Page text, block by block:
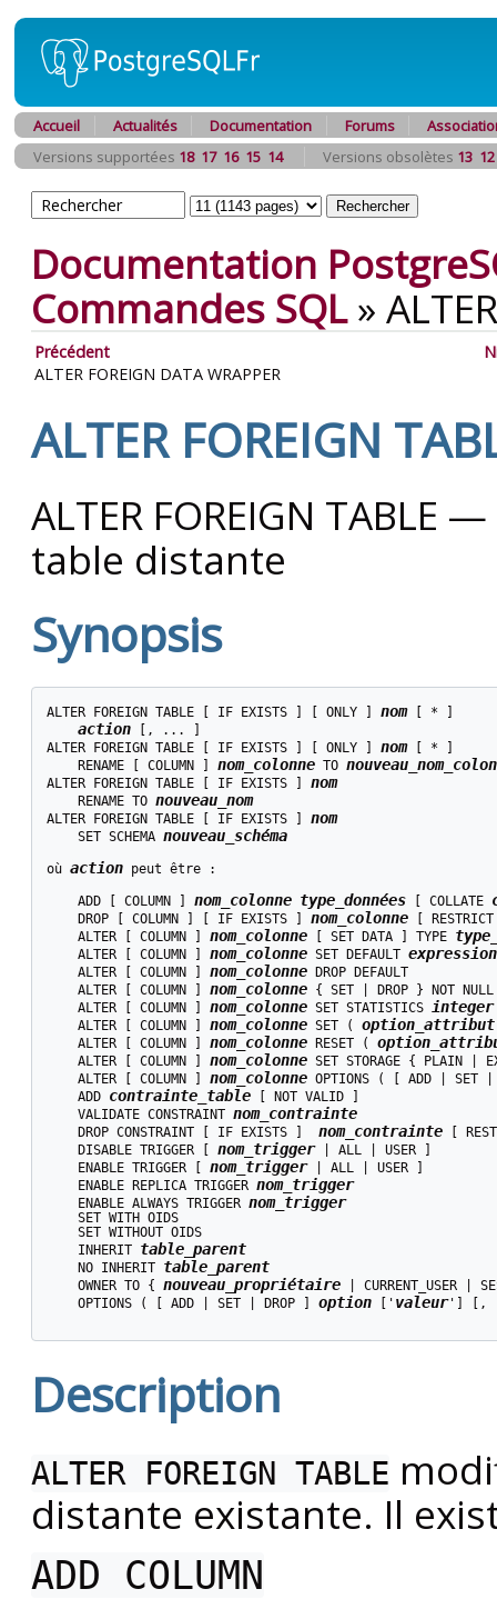
Accueil Actualités Documentation Forums
Versions supportées 18 17 16 15 14 Versions obsolètes 13 12
Documentation
Commandes SQL»
Précédent
ALTER FOREIGN DATA WRAPPER
ALTER FOREIGN
ALTER FOREIGN
table distante
Synopsis
ALTER FOREIGN TABLE [ IF EXISTS ] [ ONLY ] nom [ * ]
action [, ... ]
ALTER FOREIGN TABLE [ IF EXISTS ] [ ONLY ] nom [ * ]
    RENAME [ COLUMN ]
nom_colonne TO
ALTER FOREIGN TABLE [ IF EXISTS ] nom
    RENAME TO
nouveau_nom
ALTER FOREIGN TABLE [ IF EXISTS ] nom
    SET SCHEMA
nouveau_schéma
où action peut être :
    ADD [ COLUMN ]
nom_colonne type_données [ COLLATE
    DROP [ COLUMN ] [ IF EXISTS ]
nom_colonne [ RESTRICT
    ALTER [ COLUMN ]
nom_colonne [ SET DATA ] TYPE
    ALTER [ COLUMN ]
nom_colonne SET DEFAULT expression
    ALTER [ COLUMN ]
nom_colonne DROP DEFAULT
    ALTER [ COLUMN ]
nom_colonne { SET | DROP } NOT NULL
    ALTER [ COLUMN ]
nom_colonne SET STATISTICS integer
    ALTER [ COLUMN ]
nom_colonne SET ( option_attribut
    ALTER [ COLUMN ]
nom_colonne RESET (
    ALTER [ COLUMN ]
nom_colonne SET STORAGE { PLAIN |
    ALTER [ COLUMN ]
nom_colonne OPTIONS ( [ ADD | SET
    ADD
contrainte_table [ NOT VALID ]
    VALIDATE CONSTRAINT
nom_contrainte
    DROP CONSTRAINT [ IF EXISTS ]
nom_contrainte [
    DISABLE TRIGGER [
nom_trigger | ALL | USER ]
    ENABLE TRIGGER [
nom_trigger | ALL | USER ]
    ENABLE REPLICA TRIGGER
nom_trigger
    ENABLE ALWAYS TRIGGER
nom_trigger
    SET WITH OIDS
    SET WITHOUT OIDS
    INHERIT
table_parent
    NO INHERIT
table_parent
    OWNER TO {
nouveau_propriétaire | CURRENT_USER |
    OPTIONS ( [ ADD | SET | DROP ]
option [' valeur'] [,
Description
ALTER FOREIGN TABLE
distante existante. Il
ADD COLUMN